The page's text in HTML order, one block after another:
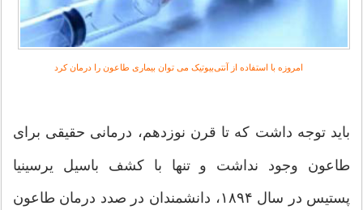
امروزه با استفاده از آنتی‌بیوتیک می توان بیماری طاعون را درمان کرد
باید توجه داشت که تا قرن نوزدهم، درمانی حقیقی برای
طاعون وجود نداشت و تنها با کشف باسیل یرسینیا
پستیس در سال ۱۸۹۴، دانشمندان در صدد درمان طاعون